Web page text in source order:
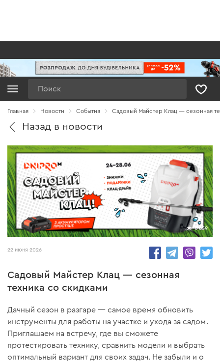
Главная Новости Cобытия Садовый Майстер Клац — сезонная
Назад в новости
17859
22 июня 2026
Садовый Майстер Клац — сезонная
техника со скидками
Дачный сезон в разгаре — самое время обновить
инструменты для работы на участке и ухода за садом.
Приглашаем на встречу, где вы сможете
протестировать технику, сравнить модели и выбрать
оптимальный вариант для своих задач. Не забыли и о